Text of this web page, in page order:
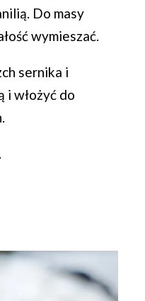
Do masy
wymieszać.
sernika i
i włożyć do